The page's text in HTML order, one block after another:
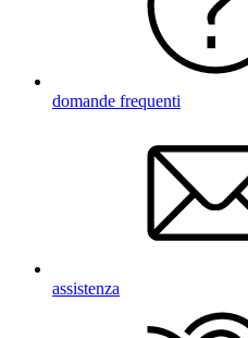
domande frequenti
assistenza